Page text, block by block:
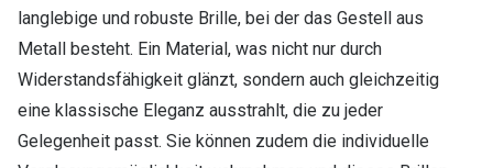
langlebige und robuste Brille, bei der das Gestell aus
Metall besteht. Ein Material, was nicht nur durch
Widerstandsfähigkeit glänzt, sondern auch gleichzeitig
eine klassische Eleganz ausstrahlt, die zu jeder
Gelegenheit passt. Sie können zudem die individuelle